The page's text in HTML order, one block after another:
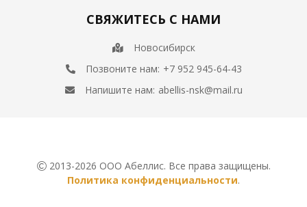
СВЯЖИТЕСЬ С НАМИ
Новосибирск
Позвоните нам: +7 952 945-64-43
Напишите нам: abellis-nsk@mail.ru
2013-2026 ООО Абеллис. Все права защищены.
Политика конфиденциальности.